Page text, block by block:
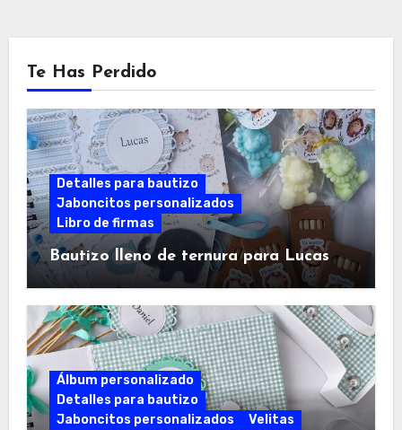
Te Has Perdido
Detalles para bautizo
Jaboncitos personalizados
Libro de firmas
Bautizo lleno de ternura para Lucas
Álbum personalizado
Detalles para bautizo
Jaboncitos personalizados
Velitas